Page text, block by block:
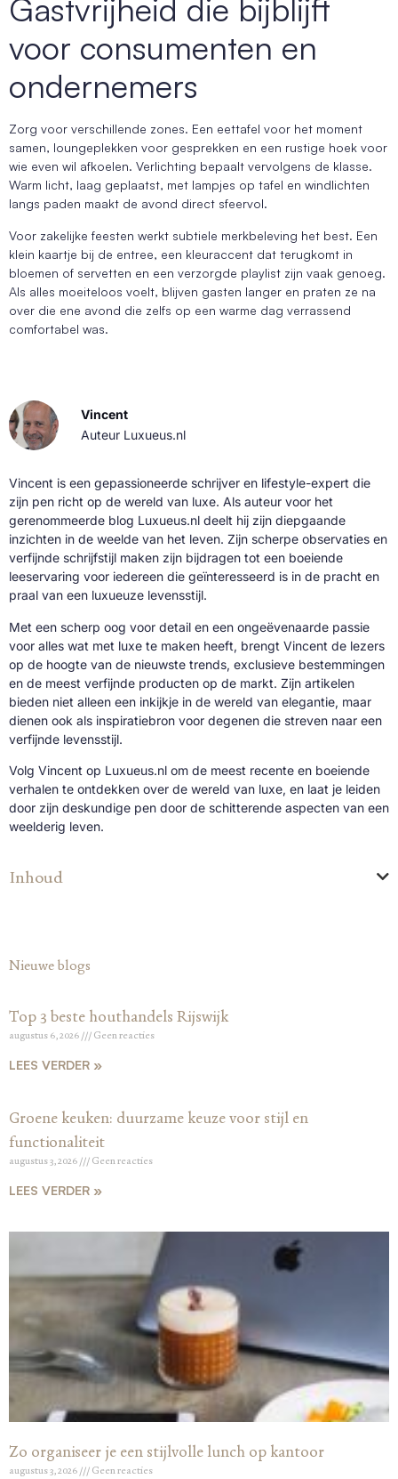
Gastvrijheid die bijblijft
voor consumenten en
ondernemers
Zorg voor verschillende zones. Een eettafel voor het moment
samen, loungeplekken voor gesprekken en een rustige hoek voor
wie even wil afkoelen. Verlichting bepaalt vervolgens de klasse.
Warm licht, laag geplaatst, met lampjes op tafel en windlichten
langs paden maakt de avond direct sfeervol.
Voor zakelijke feesten werkt subtiele merkbeleving het best. Een
klein kaartje bij de entree, een kleuraccent dat terugkomt in
bloemen of servetten en een verzorgde playlist zijn vaak genoeg.
Als alles moeiteloos voelt, blijven gasten langer en praten ze na
over die ene avond die zelfs op een warme dag verrassend
comfortabel was.
Vincent
Auteur Luxueus.nl
Vincent is een gepassioneerde schrijver en lifestyle-expert die
zijn pen richt op de wereld van luxe. Als auteur voor het
gerenommeerde blog Luxueus.nl deelt hij zijn diepgaande
inzichten in de weelde van het leven. Zijn scherpe observaties en
verfijnde schrijfstijl maken zijn bijdragen tot een boeiende
leeservaring voor iedereen die geïnteresseerd is in de pracht en
praal van een luxueuze levensstijl.
Met een scherp oog voor detail en een ongeëvenaarde passie
voor alles wat met luxe te maken heeft, brengt Vincent de lezers
op de hoogte van de nieuwste trends, exclusieve bestemmingen
en de meest verfijnde producten op de markt. Zijn artikelen
bieden niet alleen een inkijkje in de wereld van elegantie, maar
dienen ook als inspiratiebron voor degenen die streven naar een
verfijnde levensstijl.
Volg Vincent op Luxueus.nl om de meest recente en boeiende
verhalen te ontdekken over de wereld van luxe, en laat je leiden
door zijn deskundige pen door de schitterende aspecten van een
weelderig leven.
Inhoud
Nieuwe blogs
Top 3 beste houthandels Rijswijk
augustus 6, 2026 Geen reacties
LEES VERDER »
Groene keuken: duurzame keuze voor stijl en
functionaliteit
augustus 3, 2026 Geen reacties
LEES VERDER »
Zo organiseer je een stijlvolle lunch op kantoor
augustus 3, 2026 Geen reacties